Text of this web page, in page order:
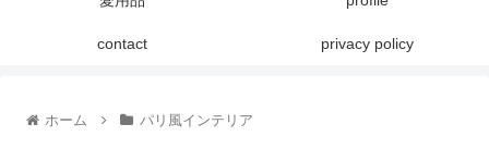
contact privacy policy
ホーム パリ風インテリア